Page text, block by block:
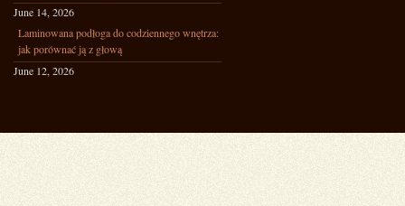
June 14, 2026
Laminowana podłoga do codziennego wnętrza:
jak porównać ją z głową
June 12, 2026